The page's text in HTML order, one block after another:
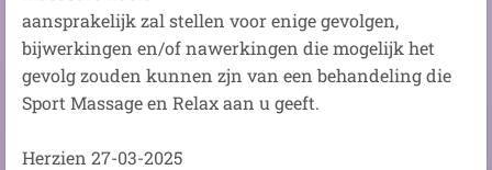
aansprakelijk zal stellen voor enige gevolgen,
bijwerkingen en/of nawerkingen die mogelijk het
gevolg zouden kunnen zjn van een behandeling die
Sport Massage en Relax aan u geeft.
Herzien 27-03-2025